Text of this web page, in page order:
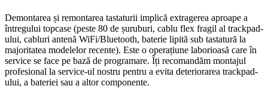
Demontarea și remontarea tastaturii implică extragerea aproape a
întregului topcase (peste 80 de șuruburi, cablu flex fragil al trackpad-
ului, cabluri antenă WiFi/Bluetooth, baterie lipită sub tastatură la
majoritatea modelelor recente). Este o operațiune laborioasă care în
service se face pe bază de programare. Îți recomandăm montajul
profesional la service-ul nostru pentru a evita deteriorarea trackpad-
ului, a bateriei sau a altor componente.